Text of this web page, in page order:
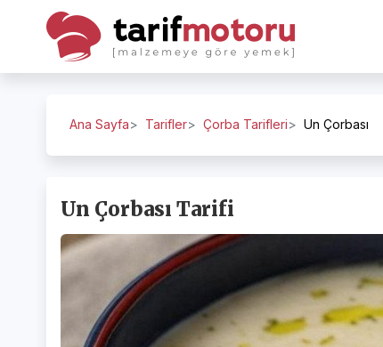
Ana Sayfa Tarifler Çorba Tarifleri Un Çorbası
Un Çorbası Tarifi